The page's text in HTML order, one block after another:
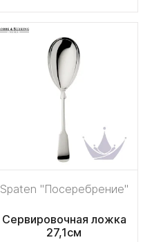
Spaten "Посеребрение"
Сервировочная ложка
27,1см